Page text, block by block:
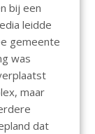
bij een
leidde
gemeente
was
maar
dat